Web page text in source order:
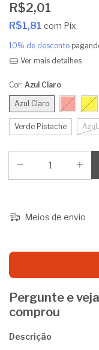
R$2,01
R$1,81 com Pix
10% de desconto
Ver mais detalhes
Cor: Azul Claro
Azul Claro
Verde Pistache Azul
Meios de envio
Pergunte e
comprou
Descrição